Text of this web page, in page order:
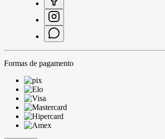
Formas de pagamento